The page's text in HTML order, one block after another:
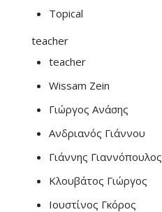
Topical
teacher
teacher
Wissam Zein
Γιώργος Ανάσης
Ανδριανός Γιάννου
Γιάννης Γιαννόπουλος
Κλουβάτος Γιώργος
Ιουστίνος Γκόρος